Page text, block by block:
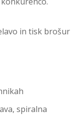
in tisk brošur
spiralna